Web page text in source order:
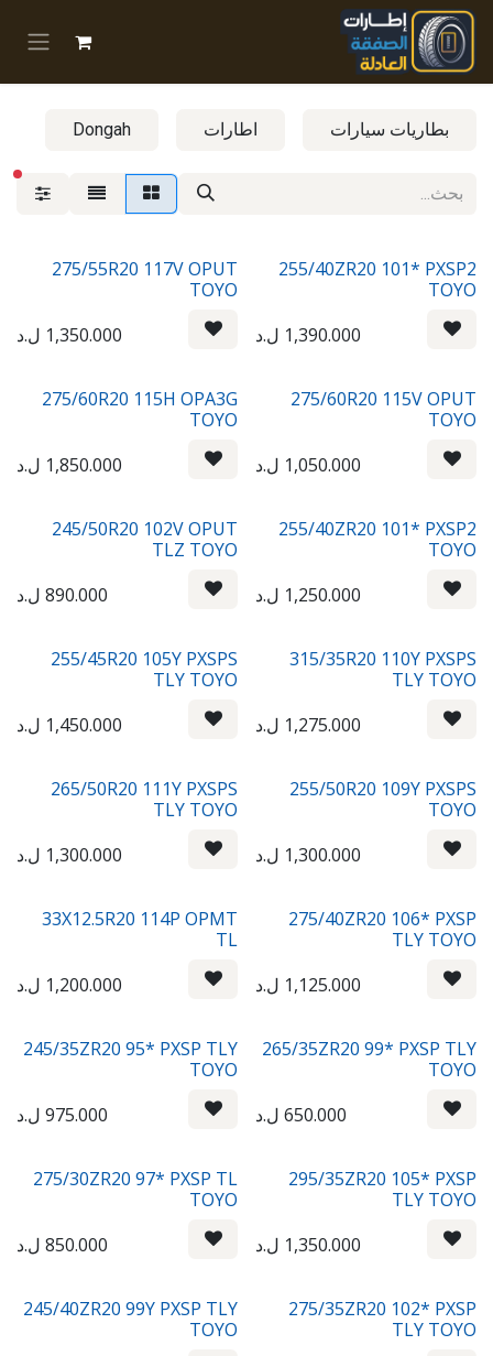
تخطي للذهاب إلى المحتوى
بطاريات سيارات اطارات Dongah
255/40ZR20 101* PXSP2
TOYO
1,390.000 ل.د
275/55R20 117V OPUT
TOYO
1,350.000 ل.د
275/60R20 115V OPUT
TOYO
1,050.000 ل.د
275/60R20 115H OPA3G
TOYO
1,850.000 ل.د
255/40ZR20 101* PXSP2
TOYO
1,250.000 ل.د
245/50R20 102V OPUT
TLZ TOYO
890.000ل.د
315/35R20 110Y PXSPS
TLY TOYO
1,275.000 ل.د
255/45R20 105Y PXSPS
TLY TOYO
1,450.000 ل.د
255/50R20 109Y PXSPS
TOYO
1,300.000 ل.د
265/50R20 111Y PXSPS
TLY TOYO
1,300.000 ل.د
275/40ZR20 106* PXSP
TLY TOYO
1,125.000 ل.د
33X12.5R20 114P OPMT
TL
1,200.000 ل.د
265/35ZR20 99* PXSP TLY
TOYO
650.000ل.د
245/35ZR20 95* PXSP TLY
TOYO
975.000ل.د
295/35ZR20 105* PXSP
TLY TOYO
1,350.000 ل.د
275/30ZR20 97* PXSP TL
TOYO
850.000ل.د
275/35ZR20 102* PXSP
TLY TOYO
245/40ZR20 99Y PXSP TLY
TOYO